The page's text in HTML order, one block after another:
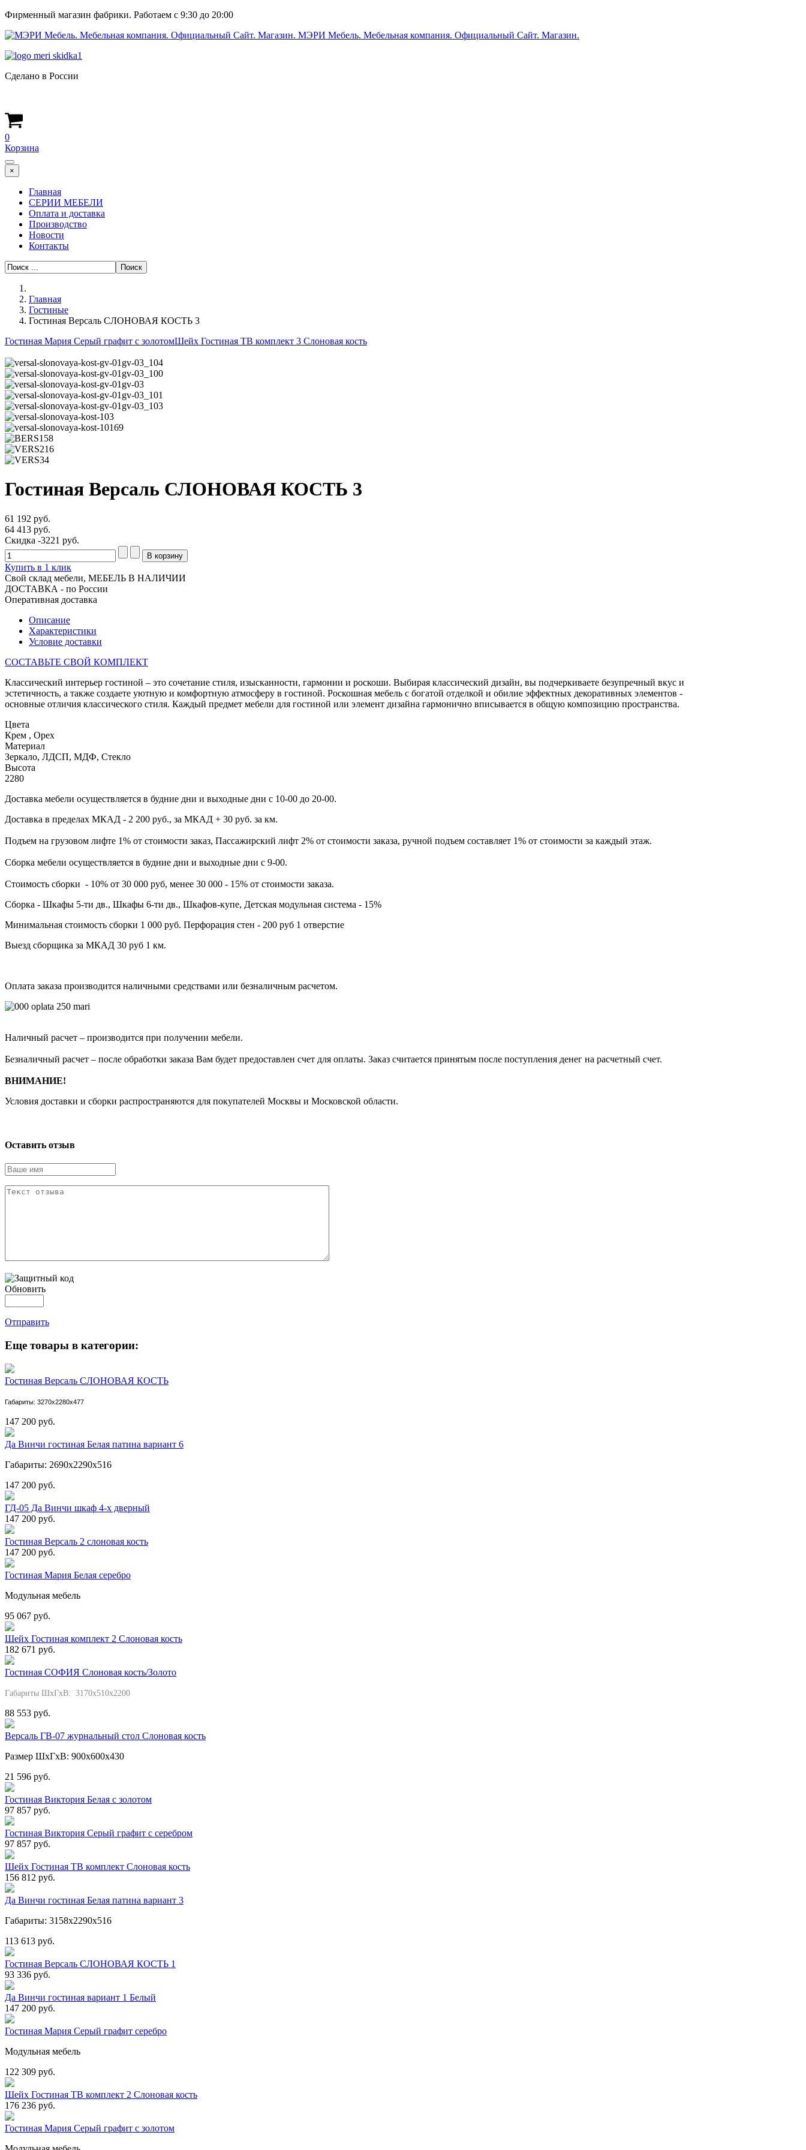
Фирменный магазин фабрики. Работаем с 9:30 до 20:00
МЭРИ Мебель. Мебельная компания. Официальный Сайт. Магазин.
Сделано в России
0
Корзина
×
Главная
СЕРИИ МЕБЕЛИ
Оплата и доставка
Производство
Новости
Контакты
Главная
Гостиные
Гостиная Версаль СЛОНОВАЯ КОСТЬ 3
Гостиная Мария Серый графит с золотомШейх Гостиная ТВ комплект 3 Слоновая кость
Гостиная Версаль СЛОНОВАЯ КОСТЬ 3
61 192 руб.
64 413 руб.
Скидка -3221 руб.
Купить в 1 клик
Свой склад мебели, МЕБЕЛЬ В НАЛИЧИИ
ДОСТАВКА - по России
Оперативная доставка
Описание
Характеристики
Условие доставки
СОСТАВЬТЕ СВОЙ КОМПЛЕКТ
Классический интерьер гостиной – это сочетание стиля, изысканности, гармонии и роскоши. Выбирая классический дизайн, вы подчеркиваете безупречный вкус и
эстетичность, а также создаете уютную и комфортную атмосферу в гостиной. Роскошная мебель с богатой отделкой и обилие эффектных декоративных элементов -
основные отличия классического стиля. Каждый предмет мебели для гостиной или элемент дизайна гармонично вписывается в общую композицию пространства.
Цвета
Крем , Орех
Материал
Зеркало, ЛДСП, МДФ, Стекло
Высота
2280
Доставка мебели осуществляется в будние дни и выходные дни с 10-00 до 20-00.
Доставка в пределах МКАД - 2 200 руб., за МКАД + 30 руб. за км.
Подъем на грузовом лифте 1% от стоимости заказ, Пассажирский лифт 2% от стоимости заказа, ручной подъем составляет 1% от стоимости за каждый этаж.
Сборка мебели осуществляется в будние дни и выходные дни с 9-00.
Стоимость сборки - 10% от 30 000 руб, менее 30 000 - 15% от стоимости заказа.
Сборка - Шкафы 5-ти дв., Шкафы 6-ти дв., Шкафов-купе, Детская модульная система - 15%
Минимальная стоимость сборки 1 000 руб. Перфорация стен - 200 руб 1 отверстие
Выезд сборщика за МКАД 30 руб 1 км.
Оплата заказа производится наличными средствами или безналичным расчетом.
Наличный расчет – производится при получении мебели.
Безналичный расчет – после обработки заказа Вам будет предоставлен счет для оплаты. Заказ считается принятым после поступления денег на расчетный счет.
ВНИМАНИЕ!
Условия доставки и сборки распространяются для покупателей Москвы и Московской области.
Оставить отзыв
Обновить
Отправить
Еще товары в категории:
Гостиная Версаль СЛОНОВАЯ КОСТЬ
Габариты: 3270х2280х477
147 200 руб.
Да Винчи гостиная Белая патина вариант 6
Габариты: 2690х2290х516
147 200 руб.
ГД-05 Да Винчи шкаф 4-х дверный
147 200 руб.
Гостиная Версаль 2 слоновая кость
147 200 руб.
Гостиная Мария Белая серебро
Модульная мебель
95 067 руб.
Шейх Гостиная комплект 2 Слоновая кость
182 671 руб.
Гостиная СОФИЯ Слоновая кость/Золото
Габариты ШхГхВ: 3170х510х2200
88 553 руб.
Версаль ГВ-07 журнальный стол Слоновая кость
Размер ШхГхВ: 900х600х430
21 596 руб.
Гостиная Виктория Белая с золотом
97 857 руб.
Гостиная Виктория Серый графит с серебром
97 857 руб.
Шейх Гостиная ТВ комплект Слоновая кость
156 812 руб.
Да Винчи гостиная Белая патина вариант 3
Габариты: 3158х2290х516
113 613 руб.
Гостиная Версаль СЛОНОВАЯ КОСТЬ 1
93 336 руб.
Да Винчи гостиная вариант 1 Белый
147 200 руб.
Гостиная Мария Серый графит серебро
Модульная мебель
122 309 руб.
Шейх Гостиная ТВ комплект 2 Слоновая кость
176 236 руб.
Гостиная Мария Серый графит с золотом